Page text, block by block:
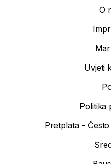
O
Uvjeti
Politika
Pretplata -